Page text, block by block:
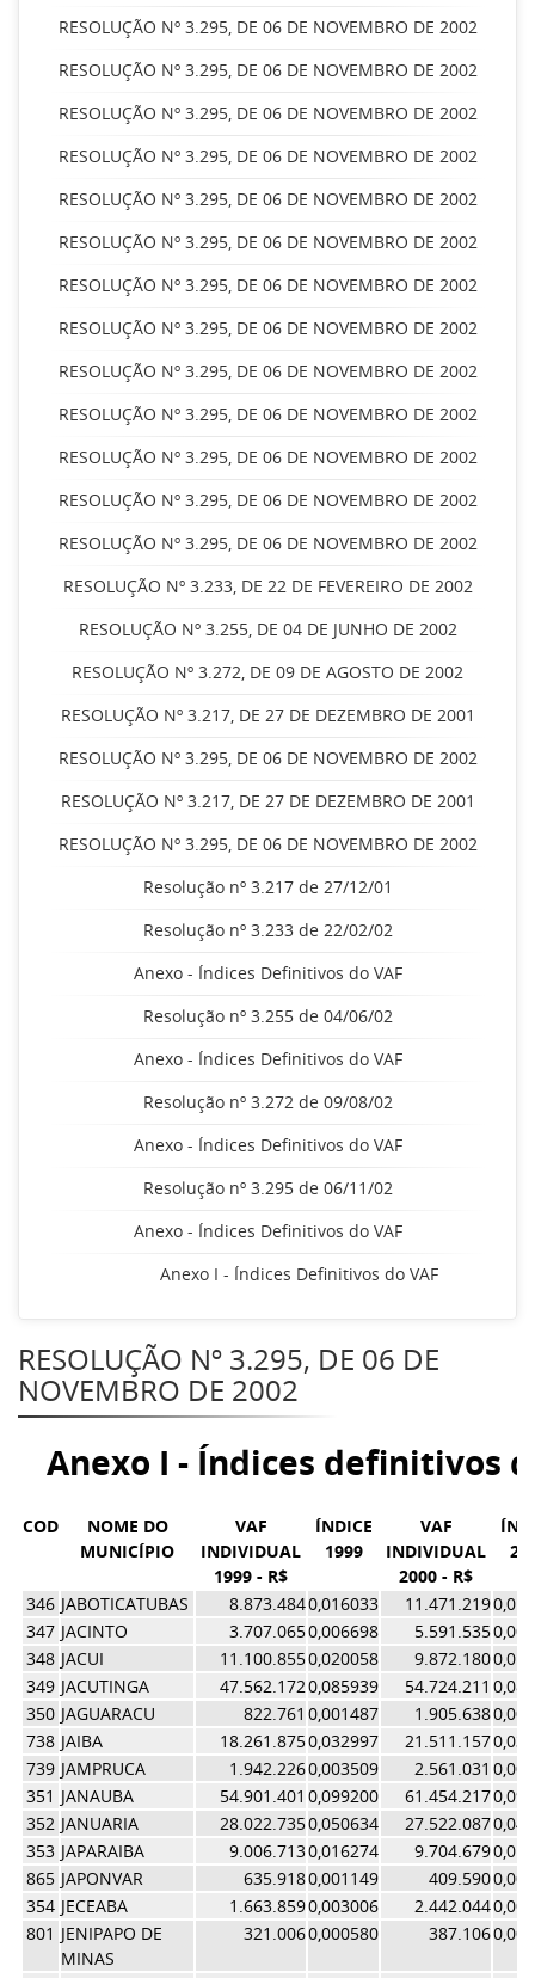
RESOLUÇÃO Nº 3.295, DE 06 DE NOVEMBRO DE 2002
RESOLUÇÃO Nº 3.295, DE 06 DE NOVEMBRO DE 2002
RESOLUÇÃO Nº 3.295, DE 06 DE NOVEMBRO DE 2002
RESOLUÇÃO Nº 3.295, DE 06 DE NOVEMBRO DE 2002
RESOLUÇÃO Nº 3.295, DE 06 DE NOVEMBRO DE 2002
RESOLUÇÃO Nº 3.295, DE 06 DE NOVEMBRO DE 2002
RESOLUÇÃO Nº 3.295, DE 06 DE NOVEMBRO DE 2002
RESOLUÇÃO Nº 3.295, DE 06 DE NOVEMBRO DE 2002
RESOLUÇÃO Nº 3.295, DE 06 DE NOVEMBRO DE 2002
RESOLUÇÃO Nº 3.295, DE 06 DE NOVEMBRO DE 2002
RESOLUÇÃO Nº 3.295, DE 06 DE NOVEMBRO DE 2002
RESOLUÇÃO Nº 3.295, DE 06 DE NOVEMBRO DE 2002
RESOLUÇÃO Nº 3.295, DE 06 DE NOVEMBRO DE 2002
RESOLUÇÃO Nº 3.233, DE 22 DE FEVEREIRO DE 2002
RESOLUÇÃO Nº 3.255, DE 04 DE JUNHO DE 2002
RESOLUÇÃO Nº 3.272, DE 09 DE AGOSTO DE 2002
RESOLUÇÃO Nº 3.217, DE 27 DE DEZEMBRO DE 2001
RESOLUÇÃO Nº 3.295, DE 06 DE NOVEMBRO DE 2002
RESOLUÇÃO Nº 3.217, DE 27 DE DEZEMBRO DE 2001
RESOLUÇÃO Nº 3.295, DE 06 DE NOVEMBRO DE 2002
Resolução nº 3.217 de 27/12/01
Resolução nº 3.233 de 22/02/02
Anexo - Índices Definitivos do VAF
Resolução nº 3.255 de 04/06/02
Anexo - Índices Definitivos do VAF
Resolução nº 3.272 de 09/08/02
Anexo - Índices Definitivos do VAF
Resolução nº 3.295 de 06/11/02
Anexo - Índices Definitivos do VAF
Anexo I - Índices Definitivos do VAF
RESOLUÇÃO Nº 3.295, DE 06 DE
NOVEMBRO DE 2002
Anexo I - Índices definitivos
COD
NOME DO
MUNICÍPIO
VAF
INDIVIDUAL
1999 - R$
ÍNDICE
1999
VAF
INDIVIDUAL
2000 - R$
346 JABOTICATUBAS 8.873.4840,016033 11.471.219
347 JACINTO 3.707.0650,006698 5.591.535
348 JACUI 11.100.8550,020058 9.872.180
349 JACUTINGA 47.562.1720,085939 54.724.211
350 JAGUARACU 822.761 0,001487 1.905.638
738 JAIBA 18.261.8750,032997 21.511.157
739 JAMPRUCA 1.942.2260,003509 2.561.031
351 JANAUBA 54.901.401 0,099200 61.454.217
352 JANUARIA 28.022.7350,050634 27.522.087
353 JAPARAIBA 9.006.7130,016274 9.704.679
865 JAPONVAR 635.9180,001149 409.590
354 JECEABA 1.663.8590,003006 2.442.044
801 JENIPAPO DE
MINAS
321.0060,000580 387.106